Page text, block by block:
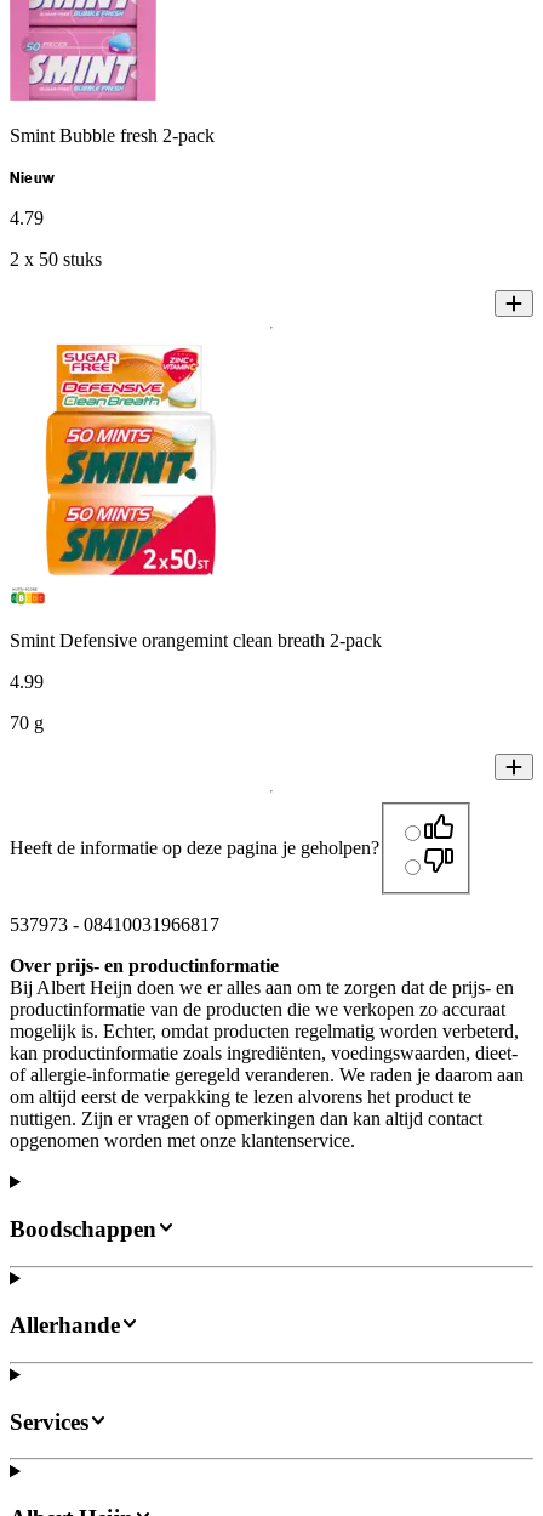
Smint Bubble fresh 2-pack
Nieuw
4.79
2 x 50 stuks
Smint Defensive orangemint clean breath 2-pack
4.99
70 g
Heeft de informatie op deze pagina je geholpen?
537973 - 08410031966817
Over prijs- en productinformatie
Bij Albert Heijn doen we er alles aan om te zorgen dat de prijs- en
productinformatie van de producten die we verkopen zo accuraat
mogelijk is. Echter, omdat producten regelmatig worden verbeterd,
kan productinformatie zoals ingrediënten, voedingswaarden, dieet-
of allergie-informatie geregeld veranderen. We raden je daarom aan
om altijd eerst de verpakking te lezen alvorens het product te
nuttigen. Zijn er vragen of opmerkingen dan kan altijd contact
opgenomen worden met onze klantenservice.
Boodschappen
Allerhande
Services